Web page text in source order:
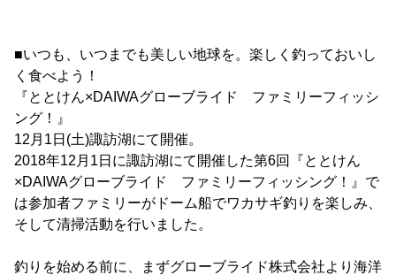
■いつも、いつまでも美しい地球を。楽しく釣っておいし
く食べよう！
『ととけん×DAIWAグローブライド ファミリーフィッシ
ング！』
12月1日(土)諏訪湖にて開催。
2018年12月1日に諏訪湖にて開催した第6回『ととけん
×DAIWAグローブライド ファミリーフィッシング！』で
は参加者ファミリーがドーム船でワカサギ釣りを楽しみ、
そして清掃活動を行いました。
釣りを始める前に、まずグローブライド株式会社より海洋